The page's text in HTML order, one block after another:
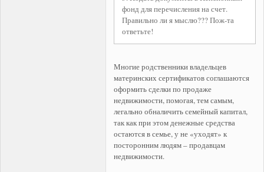
фонд для перечисления на счет.
Правильно ли я мыслю??? Пож-та
ответьте!
Многие родственники владельцев
материнских сертификатов соглашаются
оформить сделки по продаже
недвижимости, помогая, тем самым,
легально обналичить семейный капитал,
так как при этом денежные средства
остаются в семье, у не «уходят» к
посторонним людям – продавцам
недвижимости.